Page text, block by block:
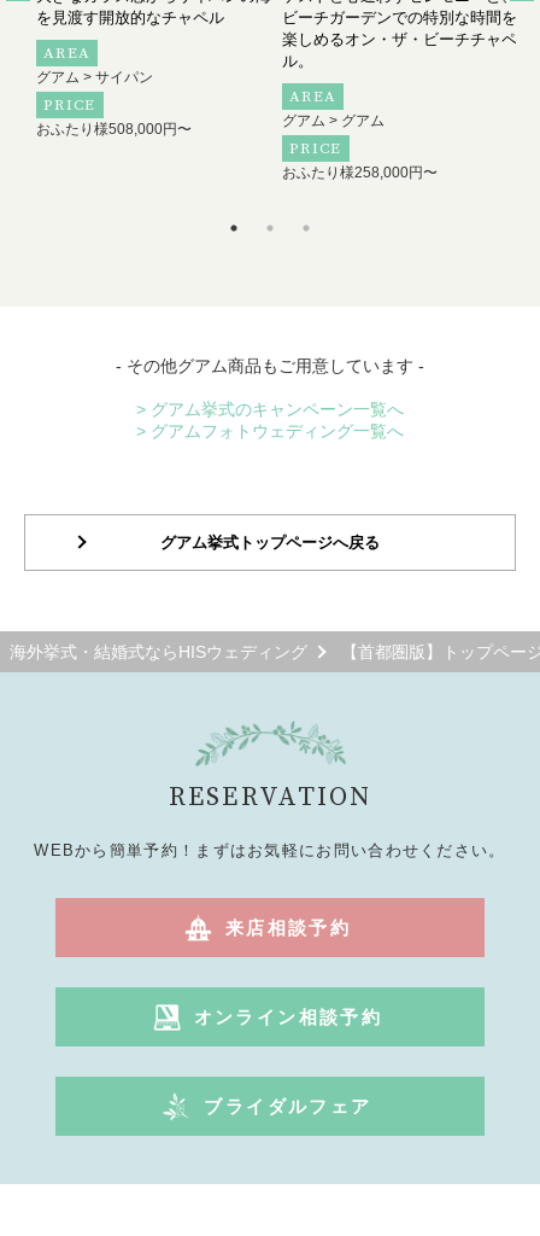
を見渡す開放的なチャペル
AREA
グアム > サイパン
PRICE
おふたり様508,000円〜
ビーチガーデンでの特別な時間を
楽しめるオン・ザ・ビーチチャペ
ル。
AREA
グアム > グアム
PRICE
おふたり様258,000円〜
- その他グアム商品もご用意しています -
> グアム挙式のキャンペーン一覧へ
> グアムフォトウェディング一覧へ
グアム挙式トップページへ戻る
海外挙式・結婚式ならHISウェディング 【首都圏版】トップペー
RESERVATION
WEBから簡単予約！まずはお気軽にお問い合わせください。
来店相談予約
オンライン相談予約
ブライダルフェア